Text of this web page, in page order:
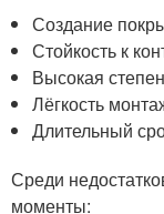
Создание
Стойкость к
Высокая
Лёгкость
Длительный
Среди
моменты: